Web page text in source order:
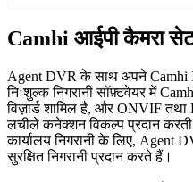
Camhi आईपी कैमरा
Agent DVR के साथ अपने Camhi
निःशुल्क निगरानी सॉफ़्टवेयर में
विज़ार्ड शामिल है, और ONVIF
लचीले कनेक्शन विकल्प प्रदान करती
कार्यालय निगरानी के लिए, Agent
सुरक्षित निगरानी प्रदान करते हैं।